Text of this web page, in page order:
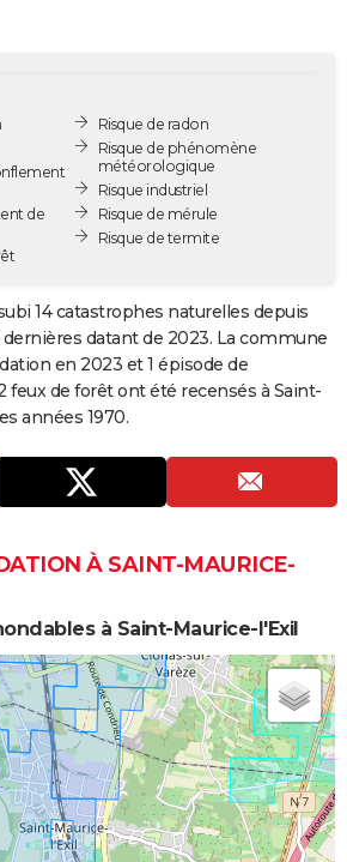
de
Risque de radon
Risque de phénomène
météorologique
Risque industriel
Risque de mérule
Risque de termite
14 catastrophes naturelles depuis
dernières datant de 2023. La commune
en 2023 et 1 épisode de
feux de forêt ont été recensés à Saint-
années 1970.
À SAINT-MAURICE-
à Saint-Maurice-l'Exil